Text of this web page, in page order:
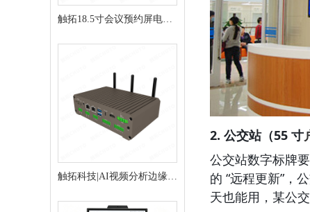
触拓18.5寸会议预约屏电子
门牌会议门牌
触拓科技|AI视频分析边缘推
理盒
2. 公交站（55 寸
公交站数字标牌
的 “远程更新”，
天也能用，某公